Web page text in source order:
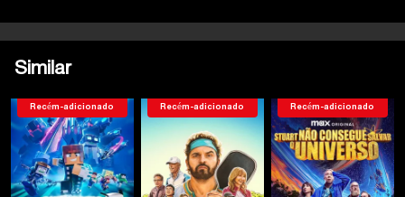
Similar
Recém-adicionado Recém-adicionado Recém-adicionado